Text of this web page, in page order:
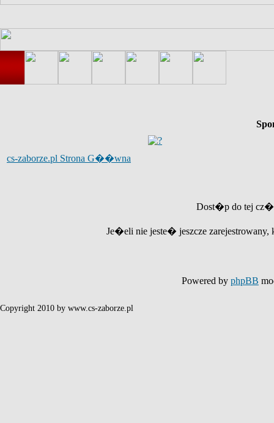
cs-zaborze.pl Strona G��wna
Dost�p do tej
Je�eli nie jeste� jeszcze
Powered by phpBB
Copyright 2010 by www.cs-zaborze.pl